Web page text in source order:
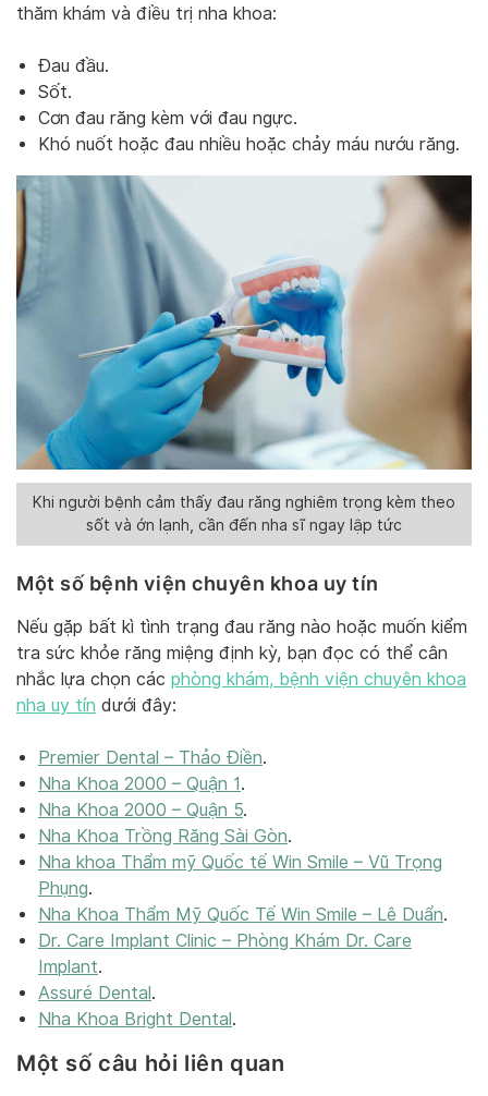
thăm khám và điều trị nha khoa:
Đau đầu.
Sốt.
Cơn đau răng kèm với đau ngực.
Khó nuốt hoặc đau nhiều hoặc chảy máu nướu răng.
Khi người bệnh cảm thấy đau răng nghiêm trọng kèm theo
sốt và ớn lạnh, cần đến nha sĩ ngay lập tức
Một số bệnh viện chuyên khoa uy tín
Nếu gặp bất kì tình trạng đau răng nào hoặc muốn kiểm
tra sức khỏe răng miệng định kỳ, bạn đọc có thể cân
nhắc lựa chọn các phòng khám, bệnh viện chuyên khoa
nha uy tín dưới đây:
Premier Dental – Thảo Điền.
Nha Khoa 2000 – Quận 1.
Nha Khoa 2000 – Quận 5.
Nha Khoa Trồng Răng Sài Gòn.
Nha khoa Thẩm mỹ Quốc tế Win Smile – Vũ Trọng
Phụng.
Nha Khoa Thẩm Mỹ Quốc Tế Win Smile – Lê Duẩn.
Dr. Care Implant Clinic – Phòng Khám Dr. Care
Implant.
Assuré Dental.
Nha Khoa Bright Dental.
Một số câu hỏi liên quan